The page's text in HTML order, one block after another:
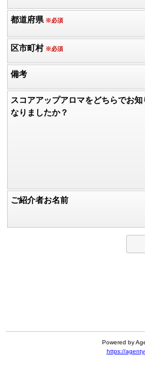
都道府県 ※必須
区市町村 ※必須
備考
スコアアップアロマをどちらでお知
なりましたか？
ご紹介者お名前
Powered by
https://